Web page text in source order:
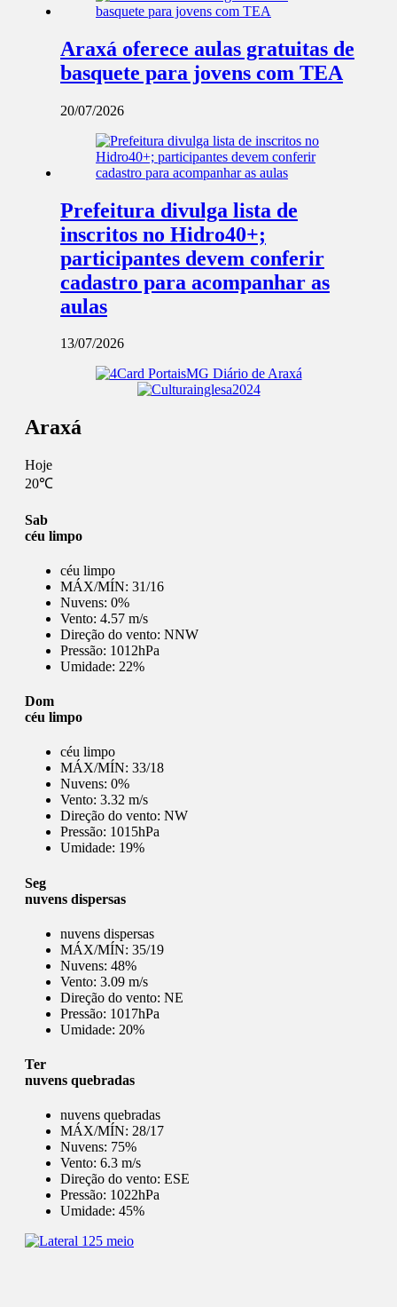
Araxá oferece aulas gratuitas de
basquete para jovens com TEA
20/07/2026
Prefeitura divulga lista de
inscritos no Hidro40+;
participantes devem conferir
cadastro para acompanhar as
aulas
13/07/2026
Araxá
Hoje
20℃
Sab
céu limpo
céu limpo
MÁX/MÍN: 31/16
Nuvens: 0%
Vento: 4.57 m/s
Direção do vento: NNW
Pressão: 1012hPa
Umidade: 22%
Dom
céu limpo
céu limpo
MÁX/MÍN: 33/18
Nuvens: 0%
Vento: 3.32 m/s
Direção do vento: NW
Pressão: 1015hPa
Umidade: 19%
Seg
nuvens dispersas
nuvens dispersas
MÁX/MÍN: 35/19
Nuvens: 48%
Vento: 3.09 m/s
Direção do vento: NE
Pressão: 1017hPa
Umidade: 20%
Ter
nuvens quebradas
nuvens quebradas
MÁX/MÍN: 28/17
Nuvens: 75%
Vento: 6.3 m/s
Direção do vento: ESE
Pressão: 1022hPa
Umidade: 45%